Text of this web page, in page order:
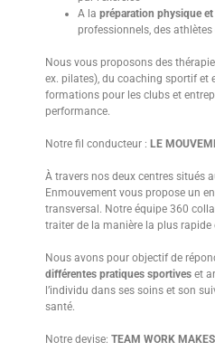
A la préparation physique
professionnels, des
Nous vous proposons des
ex. pilates), du coaching sportif et
formations pour les clubs et
performance.
Notre fil conducteur : LE
À travers nos deux centres situés
Enmouvement vous propose un
transversal. Notre équipe 360
traiter de la manière la plus rapide
Nous avons pour objectif de
différentes pratiques sportives et
l’individu dans ses soins et son
santé.
Notre devise: TEAM WORK